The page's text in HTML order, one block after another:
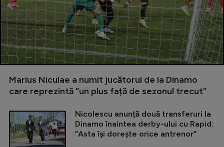
Marius Niculae a numit jucătorul de la Dinamo
care reprezintă ”un plus față de sezonul trecut”
Nicolescu anunță două transferuri la
Dinamo înaintea derby-ului cu Rapid:
”Asta își dorește orice antrenor”